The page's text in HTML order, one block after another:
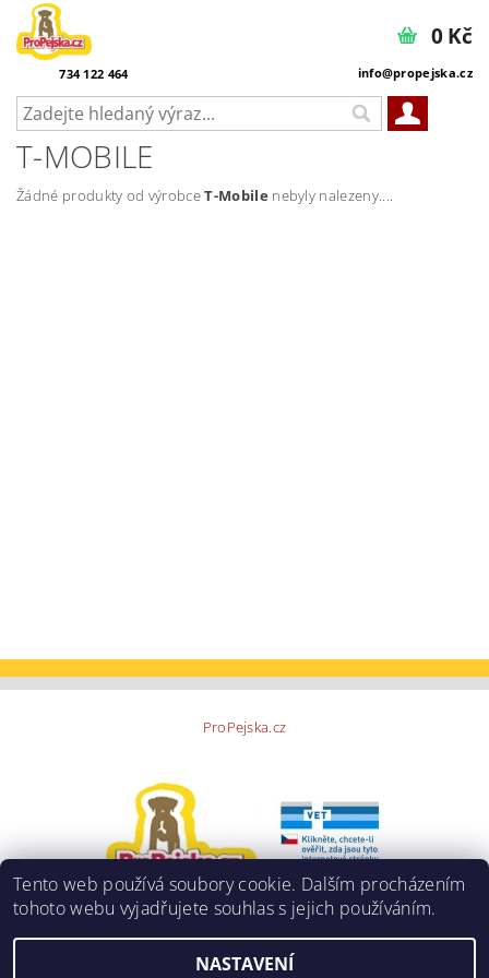
734 122 464 info@propejska.cz
0 Kč
T-MOBILE
Žádné produkty od výrobceT-Mobile nebyly nalezeny....
ProPejska.cz
Tento web používá soubory cookie. Dalším procházením
tohoto webu vyjadřujete souhlas s jejich používáním.
NASTAVENÍ